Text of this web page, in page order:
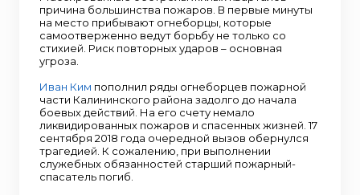
причина большинства пожаров. В первые минуты
на место прибывают огнеборцы, которые
самоотверженно ведут борьбу не только со
стихией. Риск повторных ударов – основная
угроза.
Иван Ким пополнил ряды огнеборцев пожарной
части Калининского района задолго до начала
боевых действий. На его счету немало
ликвидированных пожаров и спасенных жизней. 17
сентября 2018 года очередной вызов обернулся
трагедией. К сожалению, при выполнении
служебных обязанностей старший пожарный-
спасатель погиб.